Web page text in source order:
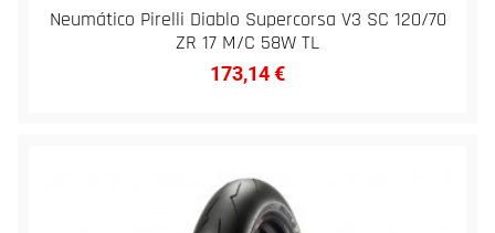
Neumático Pirelli Diablo Supercorsa V3 SC 120/70
ZR 17 M/C 58W TL
173,14€